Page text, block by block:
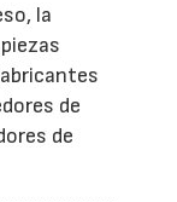
la
de
de